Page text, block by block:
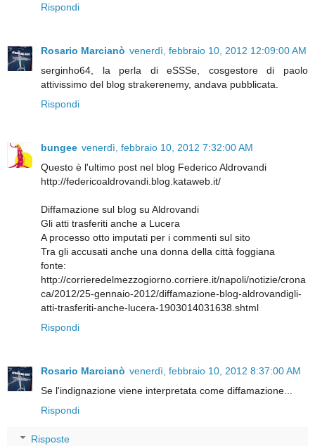
Rispondi
Rosario Marcianò venerdì, febbraio 10, 2012 12:09:00 AM
serginho64, la perla di eSSSe, cosgestore di paolo
attivissimo del blog strakerenemy, andava pubblicata.
Rispondi
bungee venerdì, febbraio 10, 2012 7:32:00 AM
Questo è l'ultimo post nel blog Federico Aldrovandi
http://federicoaldrovandi.blog.kataweb.it/
Diffamazione sul blog su Aldrovandi
Gli atti trasferiti anche a Lucera
A processo otto imputati per i commenti sul sito
Tra gli accusati anche una donna della città foggiana
fonte:
http://corrieredelmezzogiorno.corriere.it/napoli/notizie/crona
ca/2012/25-gennaio-2012/diffamazione-blog-aldrovandigli-
atti-trasferiti-anche-lucera-1903014031638.shtml
Rispondi
Rosario Marcianò venerdì, febbraio 10, 2012 8:37:00 AM
Se l'indignazione viene interpretata come diffamazione...
Rispondi
Risposte